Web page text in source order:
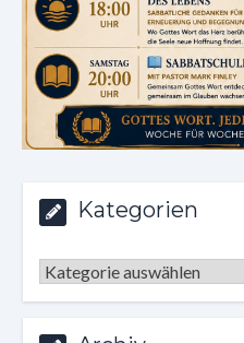
Kategorien
Kategorien